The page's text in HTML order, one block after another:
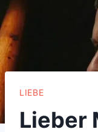
LIEBE
Lieber